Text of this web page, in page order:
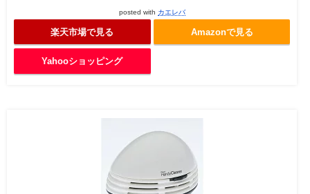
posted with カエレバ
楽天市場で見る Amazonで見る
Yahooショッピング